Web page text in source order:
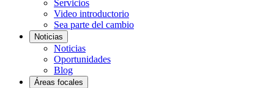
Servicios
Video introductorio
Sea parte del cambio
Noticias
Noticias
Oportunidades
Blog
Áreas focales